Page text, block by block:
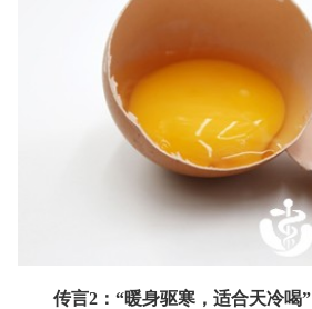
传言2：“暖身驱寒，适合天冷喝”